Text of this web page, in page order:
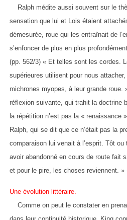
Ralph médite aussi souvent sur le
sensation que lui et Lois étaient
démesurée, roue qui les entraînait de
s’enfoncer de plus en plus
(pp. 562/3) « Et telles sont les cordes.
supérieures utilisent pour nous
michrones myopes, à leur grande roue.
réflexion suivante, qui trahit la doctrine
la répétition n’est pas la « renaissance
Ralph, qui se dit que ce n’était pas la
comparaison lui venait à l’esprit. Tôt ou
avoir abandonné en cours de route fait
et pour le pire, les choses reviennent. »
Une évolution littéraire.
Comme on peut le constater en